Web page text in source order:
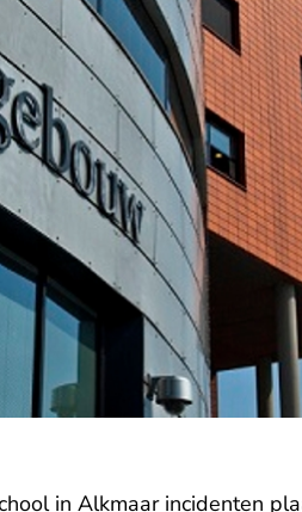
in Alkmaar incidenten